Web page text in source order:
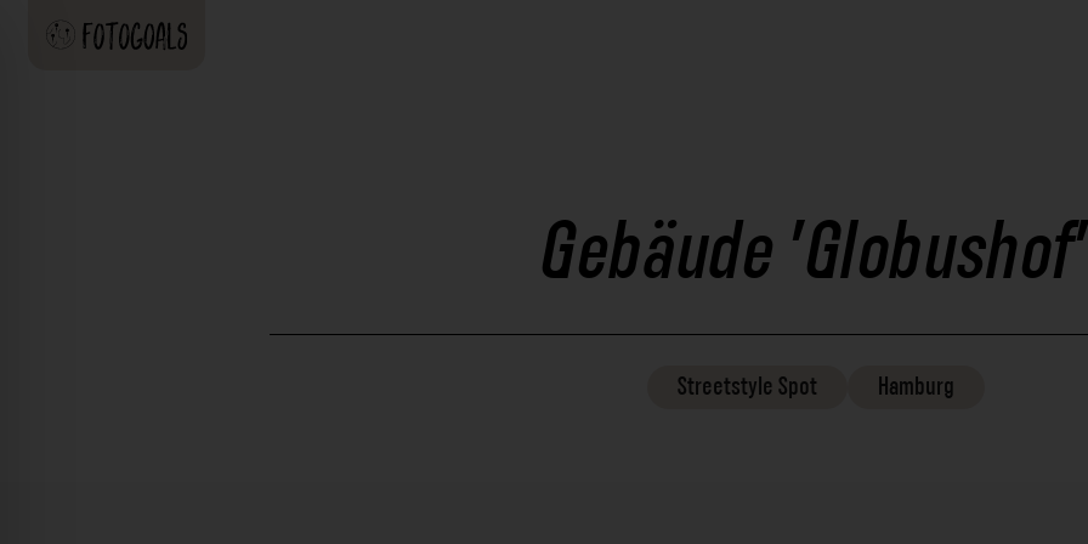
Gebäude
Streetstyle Spot Hamburg